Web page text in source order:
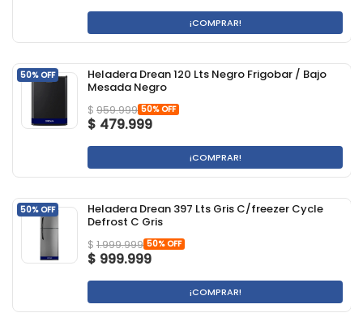
¡COMPRAR!
50% OFF
Heladera Drean 120 Lts Negro Frigobar / Bajo
Mesada Negro
$ 959.999 50% OFF
$ 479.999
¡COMPRAR!
50% OFF
Heladera Drean 397 Lts Gris C/freezer Cycle
Defrost C Gris
$ 1.999.999 50% OFF
$ 999.999
¡COMPRAR!